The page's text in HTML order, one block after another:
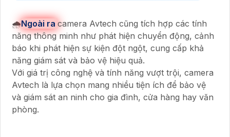
🌧️Ngoài ra camera Avtech cũng tích hợp các tính
năng thông minh như phát hiện chuyển động, cảnh
báo khi phát hiện sự kiện đột ngột, cung cấp khả
năng giám sát và bảo vệ hiệu quả.
Với giá trị công nghệ và tính năng vượt trội, camera
Avtech là lựa chọn mang nhiều tiện ích để bảo vệ
và giám sát an ninh cho gia đình, cửa hàng hay văn
phòng.